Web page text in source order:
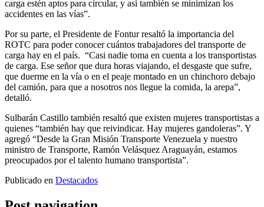
carga estén aptos para circular, y así también se minimizan los
accidentes en las vías”.
Por su parte, el Presidente de Fontur resaltó la importancia del
ROTC para poder conocer cuántos trabajadores del transporte de
carga hay en el país. “Casi nadie toma en cuenta a los transportistas
de carga. Ese señor que dura horas viajando, el desgaste que sufre,
que duerme en la vía o en el peaje montado en un chinchoro debajo
del camión, para que a nosotros nos llegue la comida, la arepa”,
detalló.
Sulbarán Castillo también resaltó que existen mujeres transportistas a
quienes “también hay que reivindicar. Hay mujeres gandoleras”. Y
agregó “Desde la Gran Misión Transporte Venezuela y nuestro
ministro de Transporte, Ramón Velásquez Araguayán, estamos
preocupados por el talento humano transportista”.
Publicado en Destacados